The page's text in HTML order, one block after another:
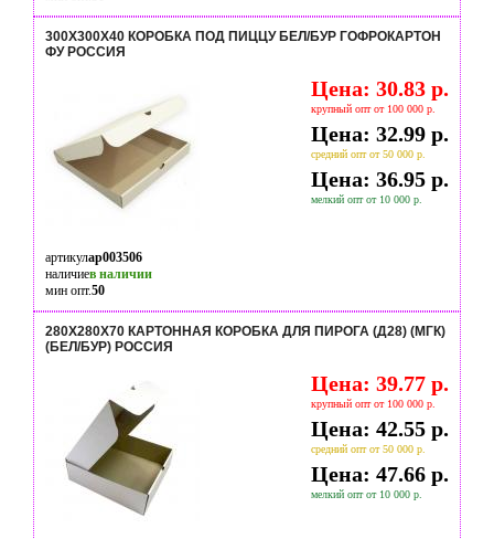
300Х300Х40 КОРОБКА ПОД ПИЦЦУ БЕЛ/БУР ГОФРОКАРТОН
ФУ РОССИЯ
Цена: 30.83 р.
крупный опт от 100 000 р.
Цена: 32.99 р.
средний опт от 50 000 р.
Цена: 36.95 р.
мелкий опт от 10 000 р.
артикулap003506
наличиев наличии
мин опт.50
280Х280Х70 КАРТОННАЯ КОРОБКА ДЛЯ ПИРОГА (Д28) (МГК)
(БЕЛ/БУР) РОССИЯ
Цена: 39.77 р.
крупный опт от 100 000 р.
Цена: 42.55 р.
средний опт от 50 000 р.
Цена: 47.66 р.
мелкий опт от 10 000 р.